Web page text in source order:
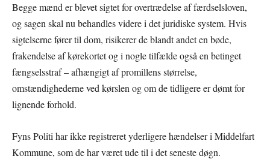
Begge mænd er blevet sigtet for overtrædelse af færdselsloven,
og sagen skal nu behandles videre i det juridiske system. Hvis
sigtelserne fører til dom, risikerer de blandt andet en bøde,
frakendelse af kørekortet og i nogle tilfælde også en betinget
fængselsstraf – afhængigt af promillens størrelse,
omstændighederne ved kørslen og om de tidligere er dømt for
lignende forhold.
Fyns Politi har ikke registreret yderligere hændelser i Middelfart
Kommune, som de har været ude til i det seneste døgn.